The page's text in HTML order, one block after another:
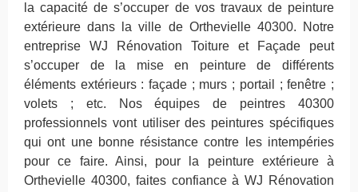
la capacité de s’occuper de vos travaux de peinture
extérieure dans la ville de Orthevielle 40300. Notre
entreprise WJ Rénovation Toiture et Façade peut
s’occuper de la mise en peinture de différents
éléments extérieurs : façade ; murs ; portail ; fenêtre ;
volets ; etc. Nos équipes de peintres 40300
professionnels vont utiliser des peintures spécifiques
qui ont une bonne résistance contre les intempéries
pour ce faire. Ainsi, pour la peinture extérieure à
Orthevielle 40300, faites confiance à WJ Rénovation